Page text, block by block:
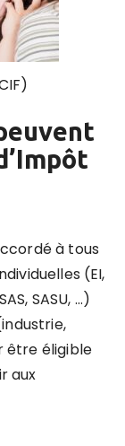
à tous
(EI,
SASU, …)
être éligible
aux